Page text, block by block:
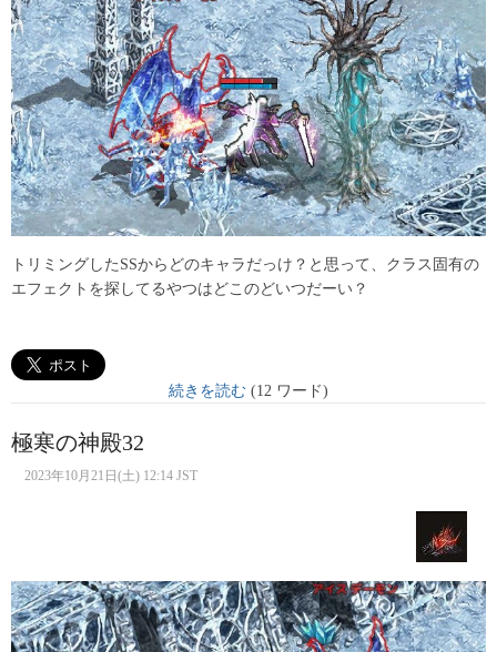
トリミングしたSSからどのキャラだっけ？と思って、クラス固有の
エフェクトを探してるやつはどこのどいつだーい？
続きを読む (12 ワード)
極寒の神殿32
2023年10月21日(土) 12:14 JST